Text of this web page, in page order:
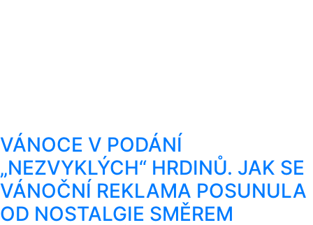
VÁNOCE V PODÁNÍ
„NEZVYKLÝCH“ HRDINŮ. JAK SE
VÁNOČNÍ REKLAMA POSUNULA
OD NOSTALGIE SMĚREM